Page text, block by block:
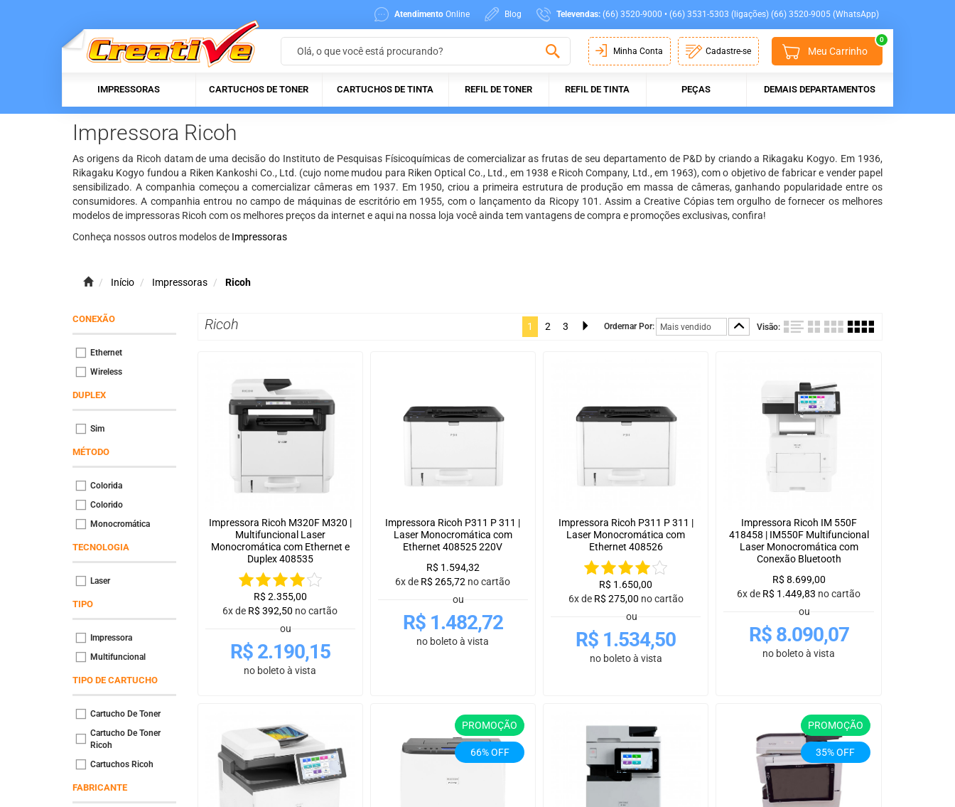
Atendimento Online Blog Televendas: (66) 3520-9000 • (66) 3531-5303 (ligações) (66) 3520-9005 (WhatsApp)
Minha Conta Cadastre-se Meu Carrinho
0
IMPRESSORAS CARTUCHOS DE TONER CARTUCHOS DE TINTA REFIL DE TONER REFIL DE TINTA PEÇAS DEMAIS DEPARTAMENTOS
Impressora Ricoh
As origens da Ricoh datam de uma decisão do Instituto de Pesquisas Físicoquímicas de comercializar as frutas de seu departamento de P&D by criando a Rikagaku Kogyo. Em 1936,
Rikagaku Kogyo fundou a Riken Kankoshi Co., Ltd. (cujo nome mudou para Riken Optical Co., Ltd., em 1938 e Ricoh Company, Ltd., em 1963), com o objetivo de fabricar e vender papel
sensibilizado. A companhia começou a comercializar câmeras em 1937. Em 1950, criou a primeira estrutura de produção em massa de câmeras, ganhando popularidade entre os
consumidores. A companhia entrou no campo de máquinas de escritório em 1955, com o lançamento da Ricopy 101. Assim a Creative Cópias tem orgulho de fornecer os melhores
modelos de impressoras Ricoh com os melhores preços da internet e aqui na nossa loja você ainda tem vantagens de compra e promoções exclusivas, confira!
Conheça nossos outros modelos de Impressoras
Início Impressoras Ricoh
CONEXÃO
Ethernet
Wireless
DUPLEX
Sim
MÉTODO
Colorida
Colorido
Monocromática
TECNOLOGIA
Laser
TIPO
Impressora
Multifuncional
TIPO DE CARTUCHO
Cartucho De Toner
Cartucho De Toner
Ricoh
Cartuchos Ricoh
FABRICANTE
Ricoh 1 2 3 Ordernar Por: Visão:
Impressora Ricoh M320F M320 |
Multifuncional Laser
Monocromática com Ethernet e
Duplex 408535
R$ 2.355,00
6x de R$ 392,50 no cartão
ou
R$2.190,15
no boleto à vista
Impressora Ricoh P311 P 311 |
Laser Monocromática com
Ethernet 408525 220V
R$ 1.594,32
6x de R$ 265,72 no cartão
ou
R$1.482,72
no boleto à vista
Impressora Ricoh P311 P 311 |
Laser Monocromática com
Ethernet 408526
R$ 1.650,00
6x de R$ 275,00 no cartão
ou
R$ 1.534,50
no boleto à vista
Impressora Ricoh IM 550F
418458 | IM550F Multifuncional
Laser Monocromática com
Conexão Bluetooth
R$ 8.699,00
6x de R$ 1.449,83 no cartão
ou
R$8.090,07
no boleto à vista
PROMOÇÃO
66% OFF
PROMOÇÃO
35% OFF